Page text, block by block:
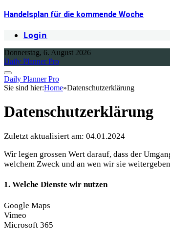
Handelsplan für die kommende Woche
Login
Donnerstag, 6. August 2026
Daily Planner Pro
Daily Planner Pro
Sie sind hier:Home»Datenschutzerklärung
Datenschutzerklärung
Zuletzt aktualisiert am: 04.01.2024
Wir legen grossen Wert darauf, dass der
welchem Zweck und an wen wir sie
1. Welche Dienste wir nutzen
Google Maps
Vimeo
Microsoft 365